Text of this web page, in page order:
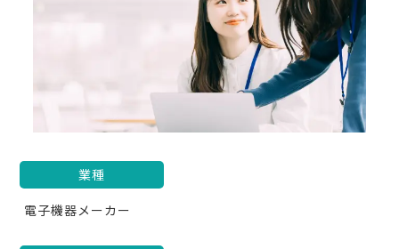
業種
電子機器メーカー